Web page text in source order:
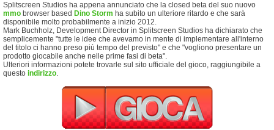
Splitscreen Studios ha appena annunciato che la closed beta del suo nuovo
mmo browser based Dino Storm ha subito un ulteriore ritardo e che sarà
disponibile molto probabilmente a inizio 2012.
Mark Buchholz, Development Director in Splitscreen Studios ha dichiarato che
semplicemente "tutte le idee che avevamo in mente di implementare all'interno
del titolo ci hanno preso più tempo del previsto" e che "vogliono presentare un
prodotto giocabile anche nelle prime fasi di beta".
Ulteriori informazioni potete trovarle sul sito ufficiale del gioco, raggiungibile a
questo indirizzo.